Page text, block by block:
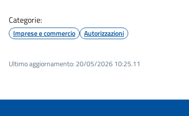
Categorie:
Imprese e commercio Autorizzazioni
Ultimo aggiornamento: 20/05/2026 10:25.11